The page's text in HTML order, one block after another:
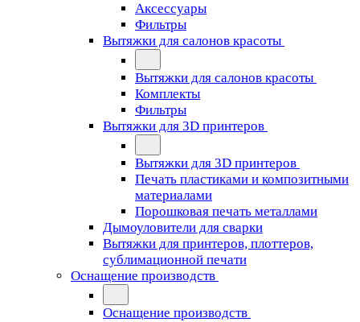
Аксессуары
Фильтры
Вытяжки для салонов красоты
Вытяжки для салонов красоты
Комплекты
Фильтры
Вытяжки для 3D принтеров
Вытяжки для 3D принтеров
Печать пластиками и композитными
материалами
Порошковая печать металлами
Дымоуловители для сварки
Вытяжки для принтеров, плоттеров,
сублимационной печати
Оснащение производств
Оснащение производств